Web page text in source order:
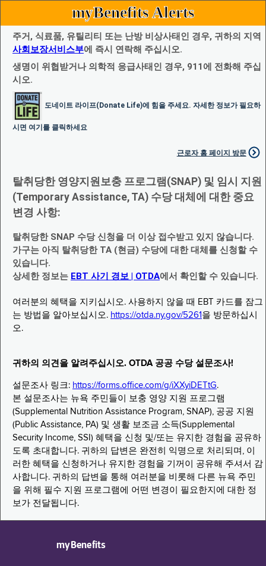
myBenefits Alerts
주거, 식료품, 유틸리티 또는 난방 비상사태인 경우, 귀하의 지역
사회보장서비스부에 즉시 연락해 주십시오.
생명이 위협받거나 의학적 응급사태인 경우, 911에 전화해 주십
시오.
도네이트 라이프(Donate Life)에 힘을 주세요. 자세한 정보가 필요하
시면 여기를 클릭하세요
근로자 홈 페이지 방문
탈취당한 영양지원보충 프로그램(SNAP) 및 임시 지원
(Temporary Assistance, TA) 수당 대체에 대한 중요
변경 사항:
탈취당한 SNAP 수당 신청을 더 이상 접수받고 있지 않습니다.
가구는 아직 탈취당한 TA (현금) 수당에 대한 대체를 신청할 수
있습니다.
상세한 정보는 EBT 사기 경보 | OTDA에서 확인할 수 있습니다.
여러분의 혜택을 지키십시오. 사용하지 않을 때 EBT 카드를 잠그
는 방법을 알아보십시오. https://otda.ny.gov/5261 을 방문하십시
오.
귀하의 의견을 알려주십시오. OTDA 공공 수당 설문조사!
설문조사 링크: https://forms.office.com/g/iXXyiDETtG.
본 설문조사는 뉴욕 주민들이 보충 영양 지원 프로그램
(Supplemental Nutrition Assistance Program, SNAP), 공공 지원
(Public Assistance, PA) 및 생활 보조금 소득(Supplemental
Security Income, SSI) 혜택을 신청 및/또는 유지한 경험을 공유하
도록 초대합니다. 귀하의 답변은 완전히 익명으로 처리되며, 이
러한 혜택을 신청하거나 유지한 경험을 기꺼이 공유해 주셔서 감
사합니다. 귀하의 답변을 통해 여러분을 비롯해 다른 뉴욕 주민
을 위해 필수 지원 프로그램에 어떤 변경이 필요한지에 대한 정
보가 전달됩니다.
myBenefits